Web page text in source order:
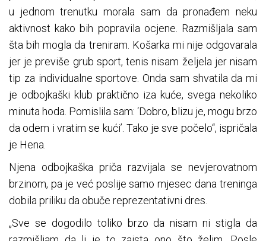
u jednom trenutku morala sam da pronađem neku
aktivnost kako bih popravila ocjene. Razmišljala sam
šta bih mogla da treniram. Košarka mi nije odgovarala
jer je previše grub sport, tenis nisam željela jer nisam
tip za individualne sportove. Onda sam shvatila da mi
je odbojkaški klub praktično iza kuće, svega nekoliko
minuta hoda. Pomislila sam: ‘Dobro, blizu je, mogu brzo
da odem i vratim se kući’. Tako je sve počelo“, ispričala
je Hena.
Njena odbojkaška priča razvijala se nevjerovatnom
brzinom, pa je već poslije samo mjesec dana treninga
dobila priliku da obuče reprezentativni dres.
„Sve se dogodilo toliko brzo da nisam ni stigla da